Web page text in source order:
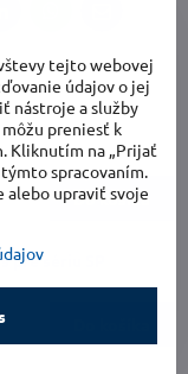
Do košíka
pre sériu SP
tejto webovej
údajov o jej
nástroje a služby
preniesť k
Kliknutím na „Prijať
spracovaním.
alebo upraviť svoje